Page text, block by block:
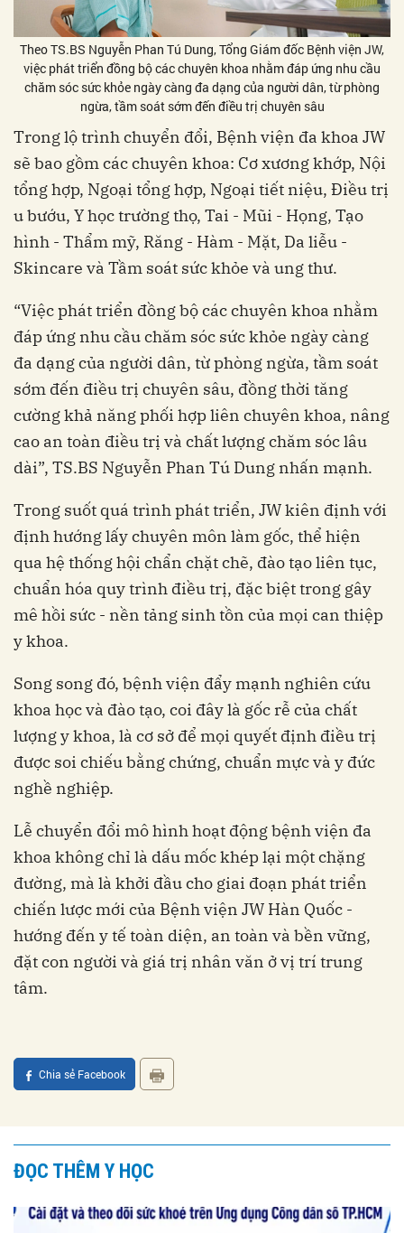
Theo TS.BS Nguyễn Phan Tú Dung, Tổng Giám đốc Bệnh viện JW,
việc phát triển đồng bộ các chuyên khoa nhằm đáp ứng nhu cầu
chăm sóc sức khỏe ngày càng đa dạng của người dân, từ phòng
ngừa, tầm soát sớm đến điều trị chuyên sâu
Trong lộ trình chuyển đổi, Bệnh viện đa khoa JW
sẽ bao gồm các chuyên khoa: Cơ xương khớp, Nội
tổng hợp, Ngoại tổng hợp, Ngoại tiết niệu, Điều trị
u bướu, Y học trường thọ, Tai - Mũi - Họng, Tạo
hình - Thẩm mỹ, Răng - Hàm - Mặt, Da liễu -
Skincare và Tầm soát sức khỏe và ung thư.
“Việc phát triển đồng bộ các chuyên khoa nhằm
đáp ứng nhu cầu chăm sóc sức khỏe ngày càng
đa dạng của người dân, từ phòng ngừa, tầm soát
sớm đến điều trị chuyên sâu, đồng thời tăng
cường khả năng phối hợp liên chuyên khoa, nâng
cao an toàn điều trị và chất lượng chăm sóc lâu
dài”, TS.BS Nguyễn Phan Tú Dung nhấn mạnh.
Trong suốt quá trình phát triển, JW kiên định với
định hướng lấy chuyên môn làm gốc, thể hiện
qua hệ thống hội chẩn chặt chẽ, đào tạo liên tục,
chuẩn hóa quy trình điều trị, đặc biệt trong gây
mê hồi sức - nền tảng sinh tồn của mọi can thiệp
y khoa.
Song song đó, bệnh viện đẩy mạnh nghiên cứu
khoa học và đào tạo, coi đây là gốc rễ của chất
lượng y khoa, là cơ sở để mọi quyết định điều trị
được soi chiếu bằng chứng, chuẩn mực và y đức
nghề nghiệp.
Lễ chuyển đổi mô hình hoạt động bệnh viện đa
khoa không chỉ là dấu mốc khép lại một chặng
đường, mà là khởi đầu cho giai đoạn phát triển
chiến lược mới của Bệnh viện JW Hàn Quốc -
hướng đến y tế toàn diện, an toàn và bền vững,
đặt con người và giá trị nhân văn ở vị trí trung
tâm.
Chia sẻ Facebook
ĐỌC THÊM Y HỌC